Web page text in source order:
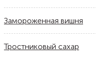
Замороженная вишня
Тростниковый сахар